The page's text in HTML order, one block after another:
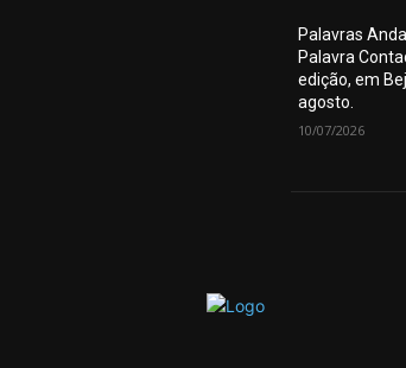
Palavras
Palavra
edição, em
agosto.
10/07/2026